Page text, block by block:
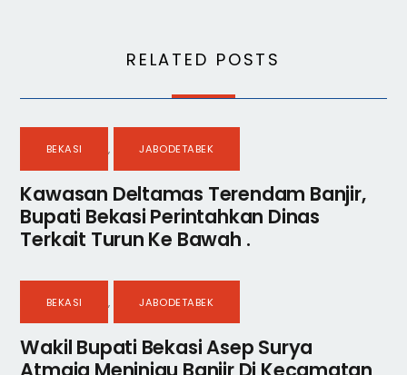
RELATED POSTS
BEKASI , JABODETABEK
Kawasan Deltamas Terendam Banjir,
Bupati Bekasi Perintahkan Dinas
Terkait Turun Ke Bawah .
BEKASI , JABODETABEK
Wakil Bupati Bekasi Asep Surya